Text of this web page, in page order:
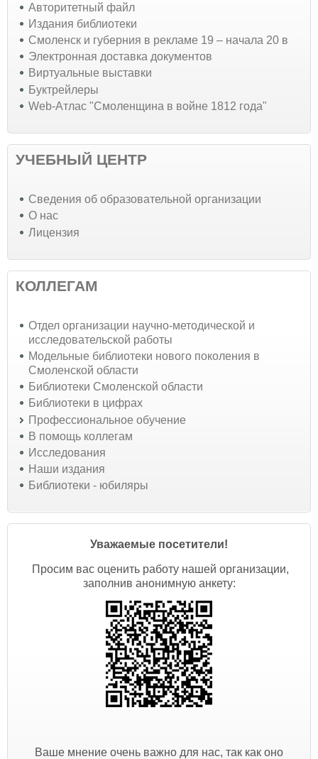
Авторитетный файл
Издания библиотеки
Смоленск и губерния в рекламе 19 – начала 20 в
Электронная доставка документов
Виртуальные выставки
Буктрейлеры
Web-Атлас "Смоленщина в войне 1812 года"
УЧЕБНЫЙ ЦЕНТР
Cведения об образовательной организации
О нас
Лицензия
КОЛЛЕГАМ
Отдел организации научно-методической и
исследовательской работы
Модельные библиотеки нового поколения в
Смоленской области
Библиотеки Смоленской области
Библиотеки в цифрах
Профессиональное обучение
В помощь коллегам
Исследования
Наши издания
Библиотеки - юбиляры
Уважаемые посетители!
Просим вас оценить работу нашей организации,
заполнив анонимную анкету:
Ваше мнение очень важно для нас, так как оно